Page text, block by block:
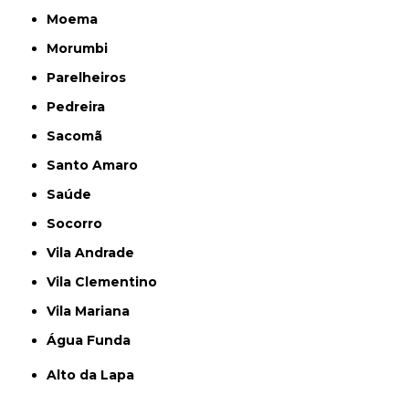
Moema
Morumbi
Parelheiros
Pedreira
Sacomã
Santo Amaro
Saúde
Socorro
Vila Andrade
Vila Clementino
Vila Mariana
Água Funda
Alto da Lapa